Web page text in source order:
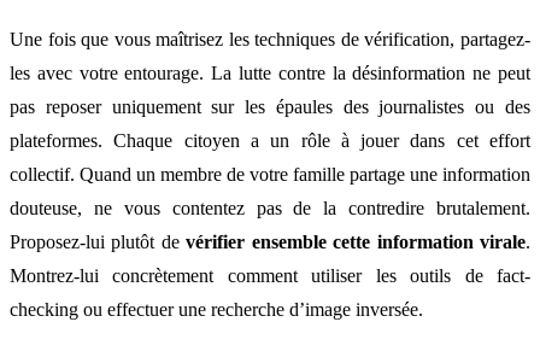
Une fois que vous maîtrisez les techniques de vérification, partagez-
les avec votre entourage. La lutte contre la désinformation ne peut
pas reposer uniquement sur les épaules des journalistes ou des
plateformes. Chaque citoyen a un rôle à jouer dans cet effort
collectif. Quand un membre de votre famille partage une information
douteuse, ne vous contentez pas de la contredire brutalement.
Proposez-lui plutôt devérifier ensemble cette information virale.
Montrez-lui concrètement comment utiliser les outils de fact-
checking ou effectuer une recherche d’image inversée.